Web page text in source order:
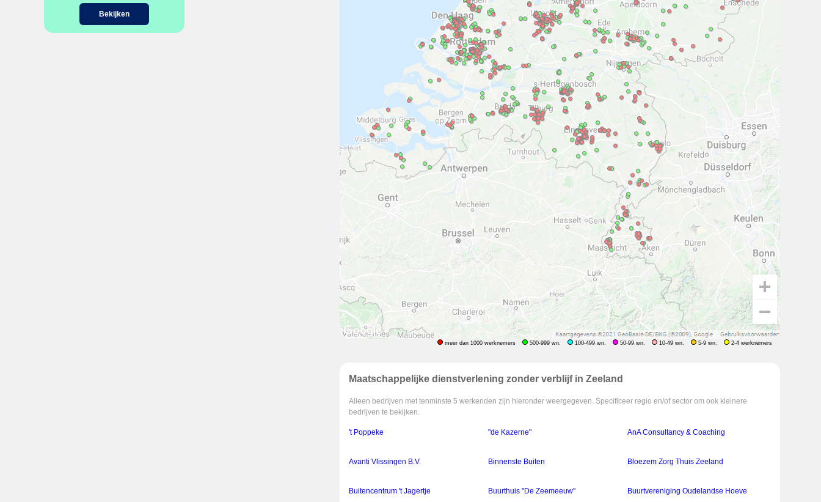
Bekijken
meer dan 1000 werknemers 500-999 wn. 100-499 wn. 50-99 wn. 10-49 wn. 5-9 wn. 2-4 werknemers
Maatschappelijke dienstverlening zonder verblijf in Zeeland
Alleen bedrijven met tenminste 5 werkenden zijn hieronder weergegeven. Specificeer regio en/of sector om ook kleinere
bedrijven te bekijken.
't Poppeke "de Kazerne" AnA Consultancy & Coaching
Avanti Vlissingen B.V. Binnenste Buiten Bloezem Zorg Thuis Zeeland
Buitencentrum 't Jagertje Buurthuis "De Zeemeeuw" Buurtvereniging Oudelandse Hoeve